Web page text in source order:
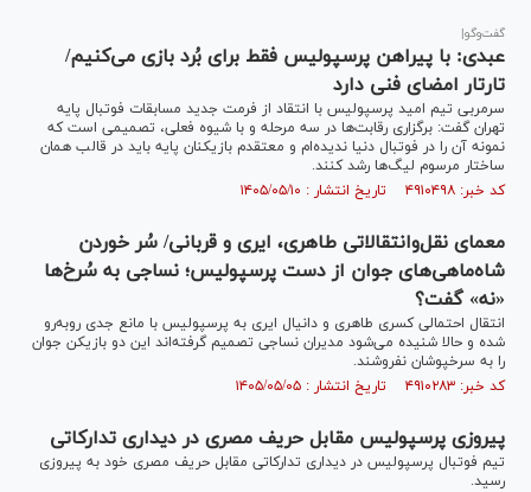
گفت‌وگو|
عبدی: با پیراهن پرسپولیس فقط برای بُرد بازی می‌کنیم/
تارتار امضای فنی دارد
سرمربی تیم امید پرسپولیس با انتقاد از فرمت جدید مسابقات فوتبال پایه
تهران گفت: برگزاری رقابت‌ها در سه مرحله و با شیوه فعلی، تصمیمی است که
نمونه آن را در فوتبال دنیا ندیده‌ام و معتقدم بازیکنان پایه باید در قالب همان
ساختار مرسوم لیگ‌ها رشد کنند.
کد خبر: ۴۹۱۰۴۹۸ تاریخ انتشار : ۱۴۰۵/۰۵/۱۰
معمای نقل‌وانتقالاتی طاهری، ایری و قربانی/ سُر خوردن
شاه‌ماهی‌های جوان از دست پرسپولیس؛ نساجی به سُرخ‌ها
«نه» گفت؟
انتقال احتمالی کسری طاهری و دانیال ایری به پرسپولیس با مانع جدی روبه‌رو
شده و حالا شنیده می‌شود مدیران نساجی تصمیم گرفته‌اند این دو بازیکن جوان
را به سرخپوشان نفروشند.
کد خبر: ۴۹۱۰۲۸۳ تاریخ انتشار : ۱۴۰۵/۰۵/۰۵
پیروزی پرسپولیس مقابل حریف مصری در دیداری تدارکاتی
تیم فوتبال پرسپولیس در دیداری تدارکاتی مقابل حریف مصری خود به پیروزی
رسید.